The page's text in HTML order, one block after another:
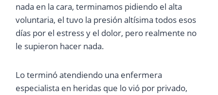
nada en la cara, terminamos pidiendo el alta
voluntaria, el tuvo la presión altísima todos esos
días por el estress y el dolor, pero realmente no
le supieron hacer nada.
Lo terminó atendiendo una enfermera
especialista en heridas que lo vió por privado,